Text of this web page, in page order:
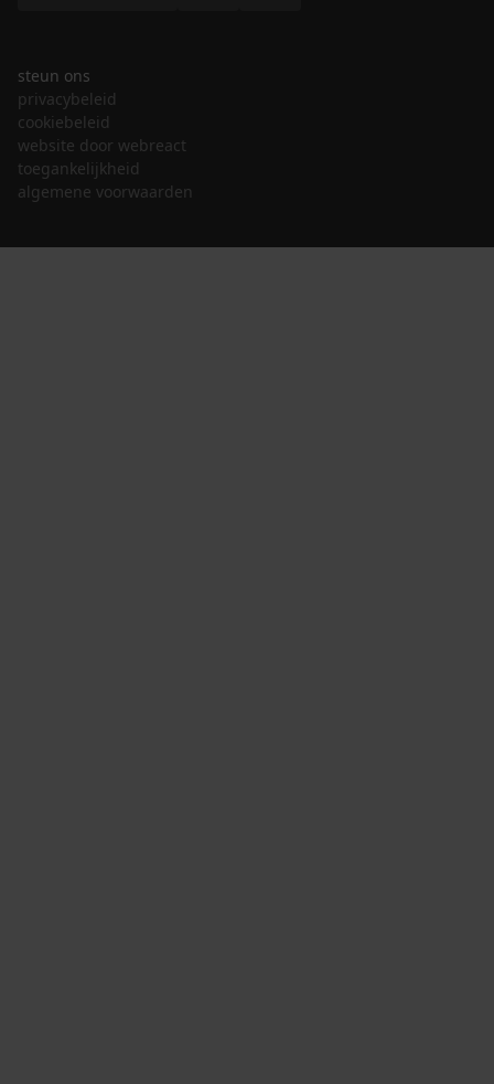
steun ons
privacybeleid
cookiebeleid
website door webreact
toegankelijkheid
algemene voorwaarden